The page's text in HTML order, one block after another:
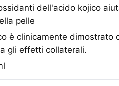
dell'acido kojico
pelle
è clinicamente
gli effetti collaterali.